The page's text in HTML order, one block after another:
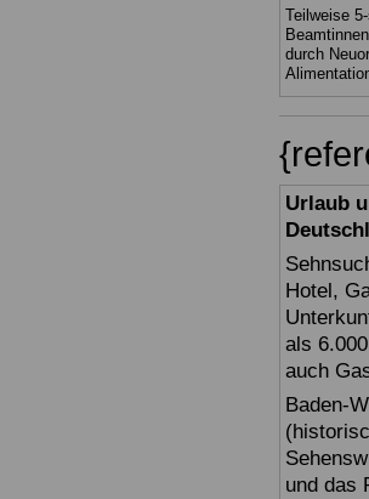
Teilweise
durch
Urlaub
Hotel,
als
auch
Baden-
und das